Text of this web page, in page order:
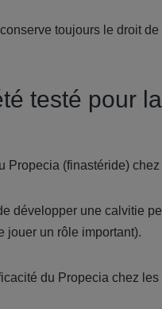
toujours le droit
testé pour
(finastéride)
développer une calvitie
jouer un rôle important).
du Propecia chez